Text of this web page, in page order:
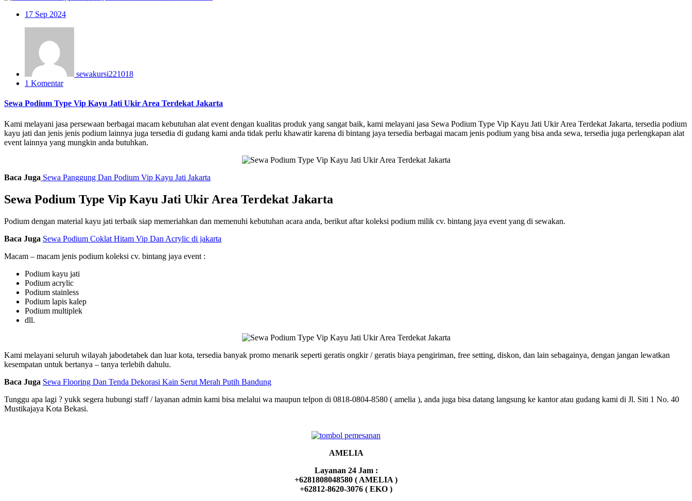
17 Sep 2024
sewakursi221018
1 Komentar
Sewa Podium Type Vip Kayu Jati Ukir Area Terdekat Jakarta
Kami melayani jasa persewaan berbagai macam kebutuhan alat event dengan kualitas produk yang sangat baik, kami melayani jasa Sewa Podium Type Vip Kayu Jati Ukir Area Terdekat Jakarta, tersedia podium
kayu jati dan jenis jenis podium lainnya juga tersedia di gudang kami anda tidak perlu khawatir karena di bintang jaya tersedia berbagai macam jenis podium yang bisa anda sewa, tersedia juga perlengkapan alat
event lainnya yang mungkin anda butuhkan.
Baca Juga Sewa Panggung Dan Podium Vip Kayu Jati Jakarta
Sewa Podium Type Vip Kayu Jati Ukir Area Terdekat Jakarta
Podium dengan material kayu jati terbaik siap memeriahkan dan memenuhi kebutuhan acara anda, berikut aftar koleksi podium milik cv. bintang jaya event yang di sewakan.
Baca Juga Sewa Podium Coklat Hitam Vip Dan Acrylic di jakarta
Macam – macam jenis podium koleksi cv. bintang jaya event :
Podium kayu jati
Podium acrylic
Podium stainless
Podium lapis kalep
Podium multiplek
dll.
Kami melayani seluruh wilayah jabodetabek dan luar kota, tersedia banyak promo menarik seperti geratis ongkir / geratis biaya pengiriman, free setting, diskon, dan lain sebagainya, dengan jangan lewatkan
kesempatan untuk bertanya – tanya terlebih dahulu.
Baca Juga Sewa Flooring Dan Tenda Dekorasi Kain Serut Merah Putih Bandung
Tunggu apa lagi ? yukk segera hubungi staff / layanan admin kami bisa melalui wa maupun telpon di 0818-0804-8580 ( amelia ), anda juga bisa datang langsung ke kantor atau gudang kami di Jl. Siti 1 No. 40
Mustikajaya Kota Bekasi.
AMELIA
Layanan 24 Jam :
+6281808048580 ( AMELIA )
+62812-8620-3076 ( EKO )